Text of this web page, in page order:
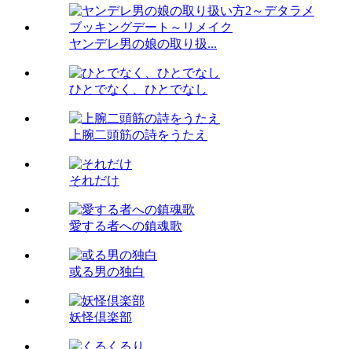
ヤンデレ男の娘の取り扱...
ひとでなく、ひとでなし
上腕二頭筋の詩をうたえ
それだけ
愛する者への鎮魂歌
或る男の独白
妖怪倶楽部